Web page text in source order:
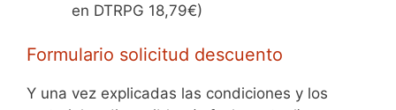
en DTRPG 18,79€)
Formulario solicitud descuento
Y una vez explicadas las condiciones y los